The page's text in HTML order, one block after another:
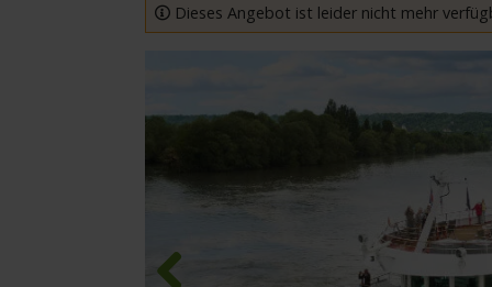
Dieses Angebot ist leider nicht mehr